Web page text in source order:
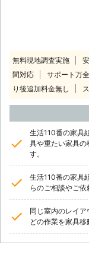
無料現地調査実施
間対応
サポート万全
り後追加料金無し
生活110番の家具
具や重たい家具
す。
生活110番の家具
らのご相談やご依
同じ室内のレイ
どの作業を家具移